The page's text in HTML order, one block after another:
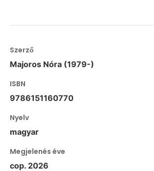
Szerző
Majoros Nóra (1979-)
ISBN
9786151160770
Nyelv
magyar
Megjelenés éve
cop. 2026